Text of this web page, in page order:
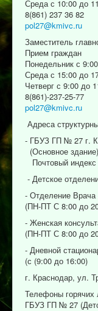
Среда с 10:00 до
8(861) 237 36 82
pol27@kmivc.ru
Заместитель
Прием граждан
Понедельник с
Среда с 15:00 до
Четверг с 9:00 до
8(861)-237-25-77
pol27@kmivc.ru
Адреса
- ГБУЗ ГП № 27 г.
(Основное здание)
Почтовый индекс
- Детское
- Отделение Врача
(ПН-ПТ С 8:00 до
- Женская
(ПН-ПТ С 8:00 до
- Дневной
(с (9:00 до 16:00)
г. Краснодар, ул.
Телефоны
ГБУЗ ГП № 27